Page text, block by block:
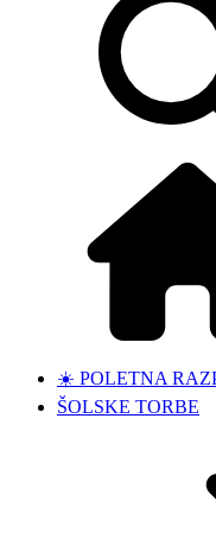
☀️ POLETNA
ŠOLSKE TORBE